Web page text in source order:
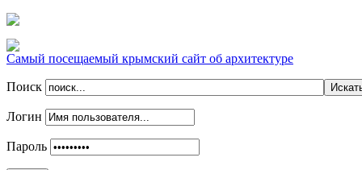
Самый посещаемый крымский сайт об архитектуре
Поиск
Логин
Пароль